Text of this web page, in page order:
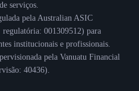
serviços.
pela Australian ASIC
001309512) para
institucionais e profissionais.
pela Vanuatu Financial
40436).